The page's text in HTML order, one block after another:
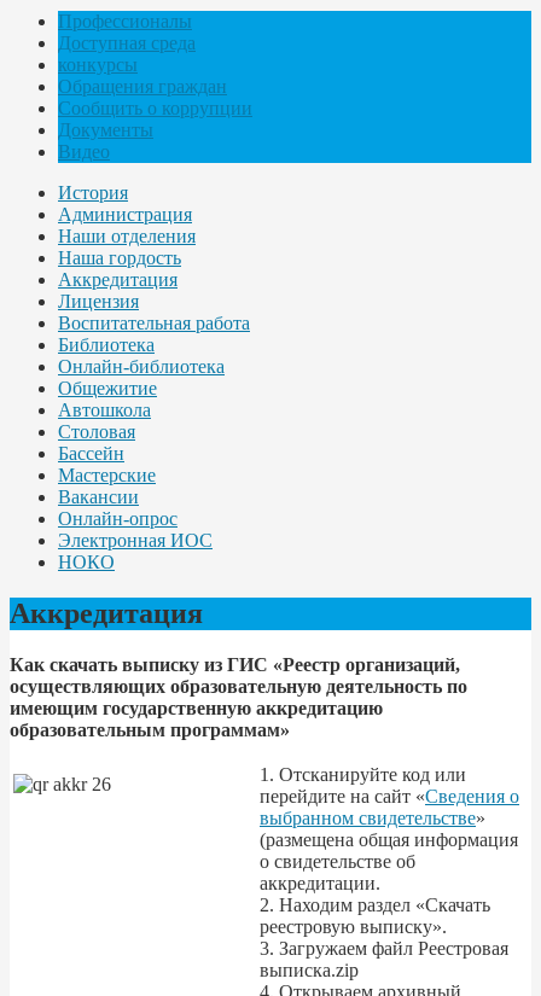
Профессионалы
Доступная среда
конкурсы
Обращения граждан
Сообщить о коррупции
Документы
Видео
История
Администрация
Наши отделения
Наша гордость
Аккредитация
Лицензия
Воспитательная работа
Библиотека
Онлайн-библиотека
Общежитие
Автошкола
Столовая
Бассейн
Мастерские
Вакансии
Онлайн-опрос
Электронная ИОС
НОКО
Аккредитация
Как скачать выписку из ГИС «Реестр организаций,
осуществляющих образовательную деятельность по
имеющим государственную аккредитацию
образовательным программам»
1. Отсканируйте код или
перейдите на сайт «Сведения о
выбранном свидетельстве»
(размещена общая информация
о свидетельстве об
аккредитации.
2. Находим раздел «Скачать
реестровую выписку».
3. Загружаем файл Реестровая
выписка.zip
4. Открываем архивный